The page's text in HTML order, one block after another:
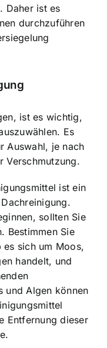
Daher ist es
durchzuführen
ist es wichtig,
Es
Auswahl, je nach
Verschmutzung.
ist ein
sollten Sie
Bestimmen Sie
sich um Moos,
handelt, und
und Algen können
Entfernung dieser